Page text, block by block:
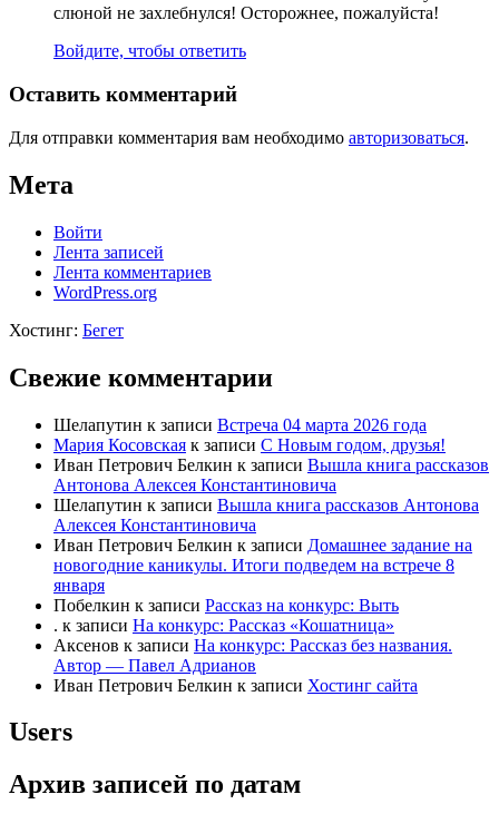
слюной не захлебнулся! Осторожнее, пожалуйста!
Войдите, чтобы ответить
Оставить комментарий
Для отправки комментария вам необходимо авторизоваться.
Мета
Войти
Лента записей
Лента комментариев
WordPress.org
Хостинг: Бегет
Свежие комментарии
Шелапутин к записи Встреча 04 марта 2026 года
Мария Косовская к записи С Новым годом, друзья!
Иван Петрович Белкин к записи Вышла книга рассказов
Антонова Алексея Константиновича
Шелапутин к записи Вышла книга рассказов Антонова
Алексея Константиновича
Иван Петрович Белкин к записи Домашнее задание на
новогодние каникулы. Итоги подведем на встрече 8
января
Побелкин к записи Рассказ на конкурс: Выть
. к записи На конкурс: Рассказ «Кошатница»
Аксенов к записи На конкурс: Рассказ без названия.
Автор — Павел Адрианов
Иван Петрович Белкин к записи Хостинг сайта
Users
Архив записей по датам